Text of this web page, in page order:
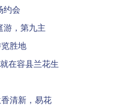
约会
游，第九主
胜地
在容县兰花生
清新，易花